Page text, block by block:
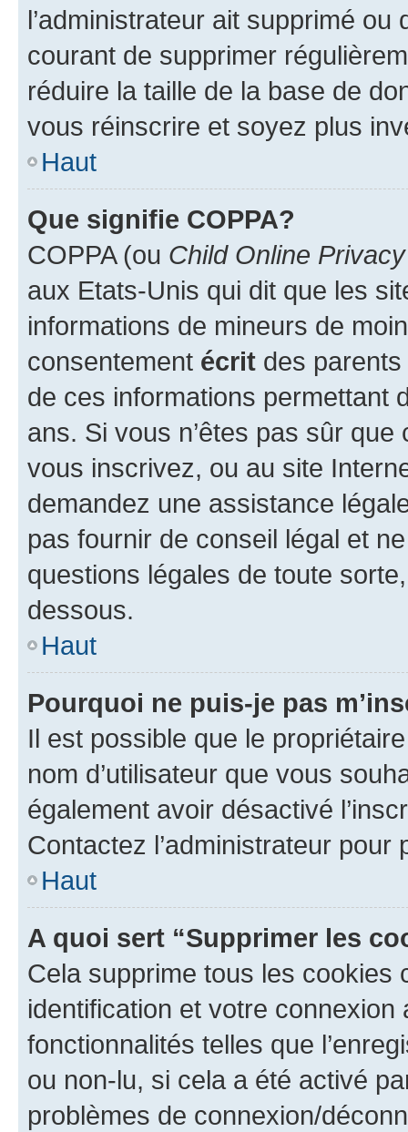
l’administrateur ait supprimé
courant de supprimer
réduire la taille de la base de
vous réinscrire et soyez plus
Haut
Que signifie COPPA?
COPPA (ou Child Online
aux Etats-Unis qui dit que les
informations de mineurs de
consentement écrit des parents
de ces informations permettant
ans. Si vous n’êtes pas sûr
vous inscrivez, ou au site
demandez une assistance
pas fournir de conseil légal et
questions légales de toute
dessous.
Haut
Pourquoi ne puis-je pas
Il est possible que le
nom d’utilisateur que vous
également avoir désactivé
Contactez l’administrateur
Haut
A quoi sert “Supprimer les
Cela supprime tous les cookies
identification et votre
fonctionnalités telles que
ou non-lu, si cela a été activé
problèmes de connexion/